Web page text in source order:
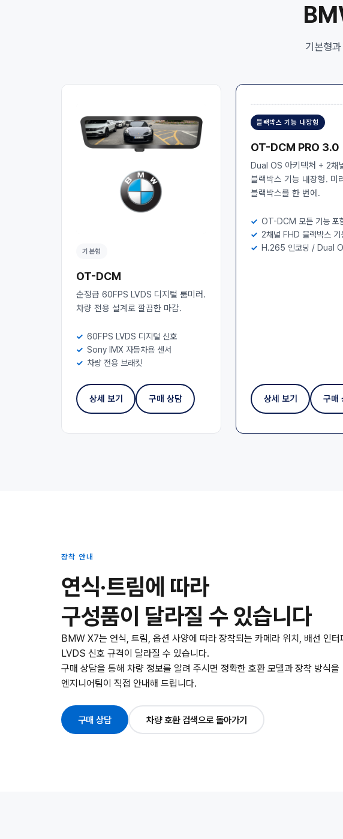
기본형
기본형
OT-DCM
순정급 60FPS LVDS 디지털 룸미러.
차량 전용 설계로 깔끔한 마감.
60FPS LVDS 디지털 신호
Sony IMX 자동차용 센서
차량 전용 브래킷
상세 보기 구매 상담
블랙박스 기능 내장형
OT-DCM PRO 3.0
Dual OS 아키텍처 + 2채
블랙박스 기능 내장형. 미
블랙박스를 한 번에.
OT-DCM 모든 기능 포
2채널 FHD 블랙박스 기
H.265 인코딩 / Dual
상세 보기 구매
장착 안내
연식·트림에 따라
구성품이 달라질 수 있습니다
BMW X7는 연식, 트림, 옵션 사양에 따라 장착되는 카메라 위치, 배선 인터
LVDS 신호 규격이 달라질 수 있습니다.
구매 상담을 통해 차량 정보를 알려 주시면 정확한 호환 모델과 장착 방식을
엔지니어팀이 직접 안내해 드립니다.
구매 상담 차량 호환 검색으로 돌아가기